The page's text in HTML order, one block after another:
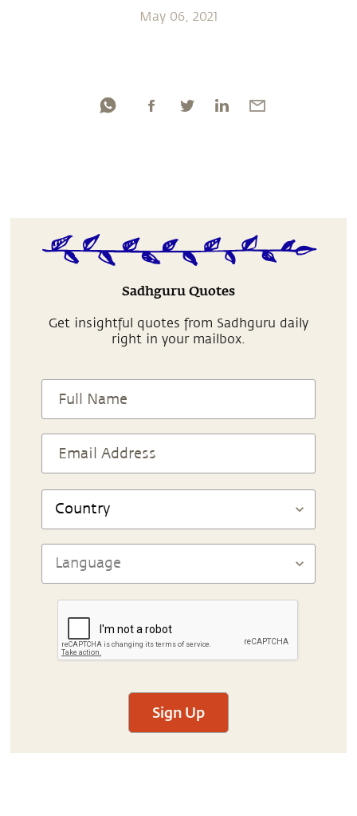
May 06, 2021
Sadhguru Quotes
Get insightful quotes from Sadhguru daily
right in your mailbox.
Sign Up